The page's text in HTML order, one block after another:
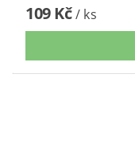
109 Kč/ ks